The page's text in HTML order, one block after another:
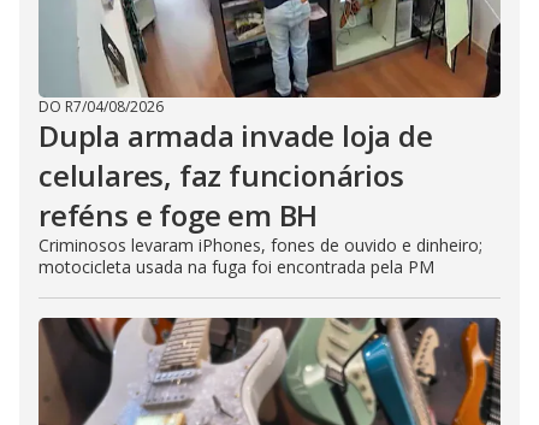
DO R7/04/08/2026
Dupla armada invade loja de
celulares, faz funcionários
reféns e foge em BH
Criminosos levaram iPhones, fones de ouvido e dinheiro;
motocicleta usada na fuga foi encontrada pela PM